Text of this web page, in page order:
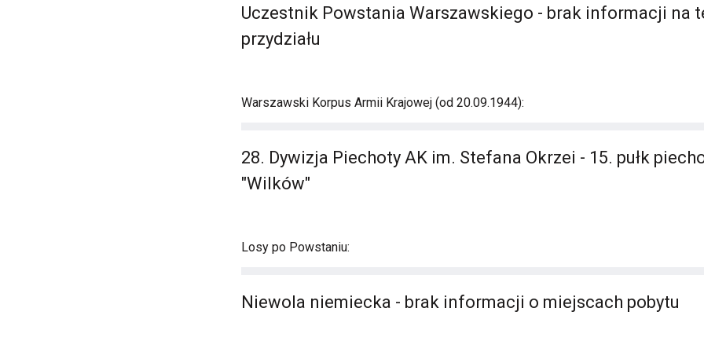
Uczestnik Powstania Warszawskiego - brak informacji na
przydziału
Warszawski Korpus Armii Krajowej (od 20.09.1944):
28. Dywizja Piechoty AK im. Stefana Okrzei - 15. pułk
"Wilków"
Losy po Powstaniu:
Niewola niemiecka - brak informacji o miejscach pobytu